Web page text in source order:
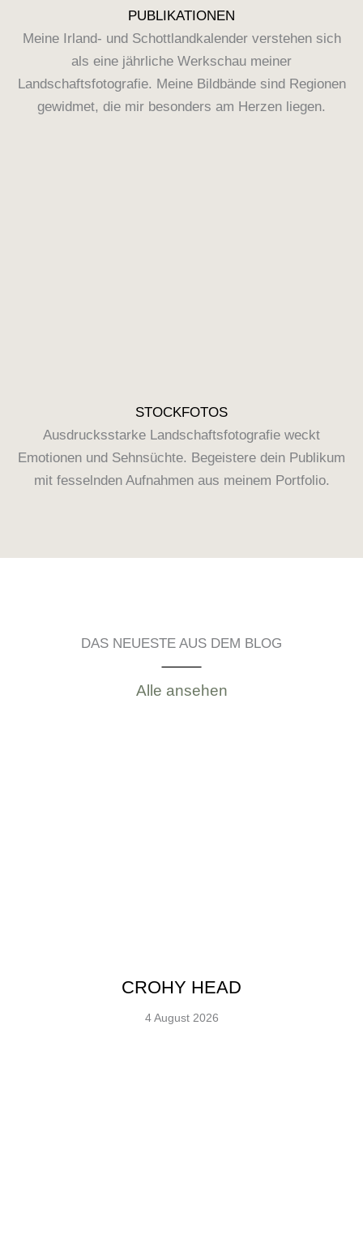
PUBLIKATIONEN
Meine Irland- und Schottlandkalender verstehen sich
als eine jährliche Werkschau meiner
Landschaftsfotografie. Meine Bildbände sind Regionen
gewidmet, die mir besonders am Herzen liegen.
STOCKFOTOS
Ausdrucksstarke Landschaftsfotografie weckt
Emotionen und Sehnsüchte. Begeistere dein Publikum
mit fesselnden Aufnahmen aus meinem Portfolio.
DAS NEUESTE AUS DEM BLOG
Alle ansehen
CROHY HEAD
4 August 2026